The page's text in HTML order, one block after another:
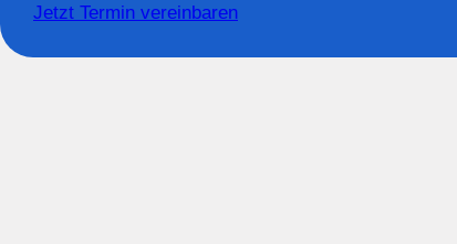
Jetzt Termin vereinbaren